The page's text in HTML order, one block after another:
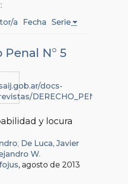
a Fecha Serie
Penal N° 5
y locura
; De Luca, Javier
W.
, agosto de 2013